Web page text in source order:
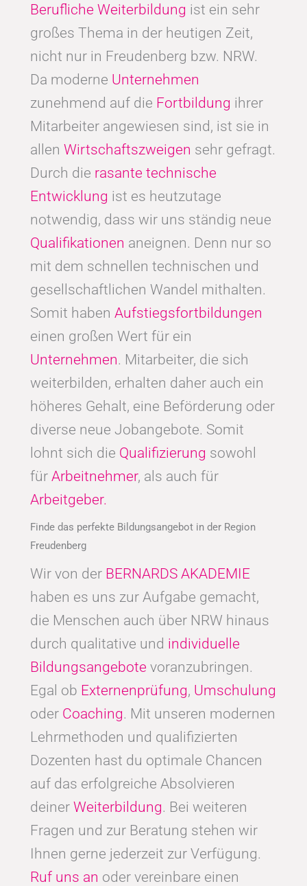
Berufliche Weiterbildung ist ein sehr
großes Thema in der heutigen Zeit,
nicht nur in Freudenberg bzw. NRW.
Da moderne Unternehmen
zunehmend auf die Fortbildung ihrer
Mitarbeiter angewiesen sind, ist sie in
allen Wirtschaftszweigen sehr gefragt.
Durch die rasante technische
Entwicklung ist es heutzutage
notwendig, dass wir uns ständig neue
Qualifikationen aneignen. Denn nur so
mit dem schnellen technischen und
gesellschaftlichen Wandel mithalten.
Somit haben Aufstiegsfortbildungen
einen großen Wert für ein
Unternehmen. Mitarbeiter, die sich
weiterbilden, erhalten daher auch ein
höheres Gehalt, eine Beförderung oder
diverse neue Jobangebote. Somit
lohnt sich die Qualifizierung sowohl
für Arbeitnehmer, als auch für
Arbeitgeber.
Finde das perfekte Bildungsangebot in der Region
Freudenberg
Wir von der BERNARDS AKADEMIE
haben es uns zur Aufgabe gemacht,
die Menschen auch über NRW hinaus
durch qualitative und individuelle
Bildungsangebote voranzubringen.
Egal ob Externenprüfung, Umschulung
oder Coaching. Mit unseren modernen
Lehrmethoden und qualifizierten
Dozenten hast du optimale Chancen
auf das erfolgreiche Absolvieren
deiner Weiterbildung. Bei weiteren
Fragen und zur Beratung stehen wir
Ihnen gerne jederzeit zur Verfügung.
Ruf uns an oder vereinbare einen